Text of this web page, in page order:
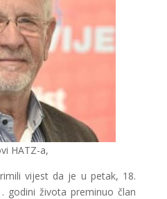
HATZ-a,
vijest da je u petak, 18.
godini života preminuo član